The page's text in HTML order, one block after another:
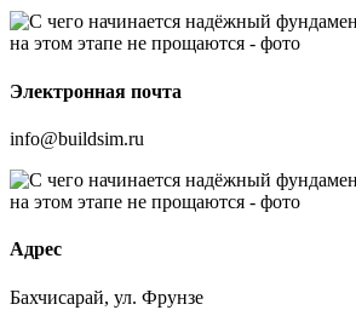
Электронная почта
info@buildsim.ru
Адрес
Бахчисарай, ул. Фрунзе